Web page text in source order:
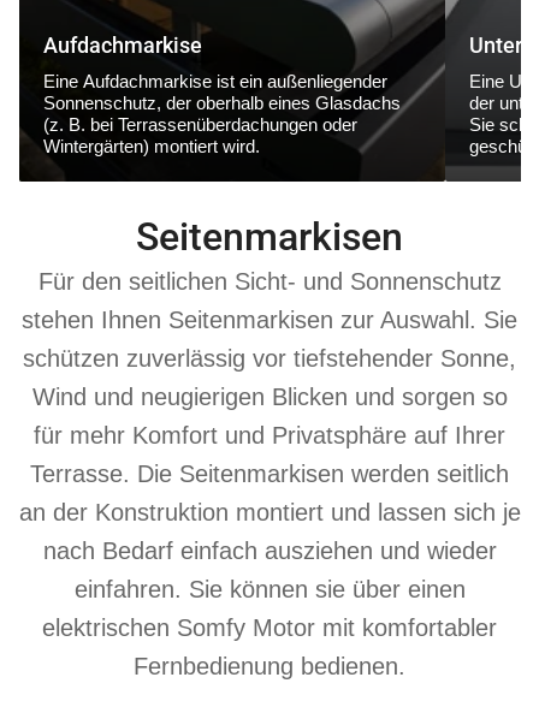
Aufdachmarkise
Eine Aufdachmarkise ist ein außenliegender
Sonnenschutz, der oberhalb eines Glasdachs
(z. B. bei Terrassenüberdachungen oder
Wintergärten) montiert wird.
Eine
der
Sie
Seitenmarkisen
Für den seitlichen Sicht- und Sonnenschutz
stehen Ihnen Seitenmarkisen zur Auswahl. Sie
schützen zuverlässig vor tiefstehender Sonne,
Wind und neugierigen Blicken und sorgen so
für mehr Komfort und Privatsphäre auf Ihrer
Terrasse. Die Seitenmarkisen werden seitlich
an der Konstruktion montiert und lassen sich je
nach Bedarf einfach ausziehen und wieder
einfahren. Sie können sie über einen
elektrischen Somfy Motor mit komfortabler
Fernbedienung bedienen.